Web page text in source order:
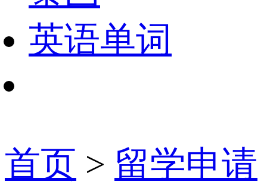
英语单词
首页 > 留学申请